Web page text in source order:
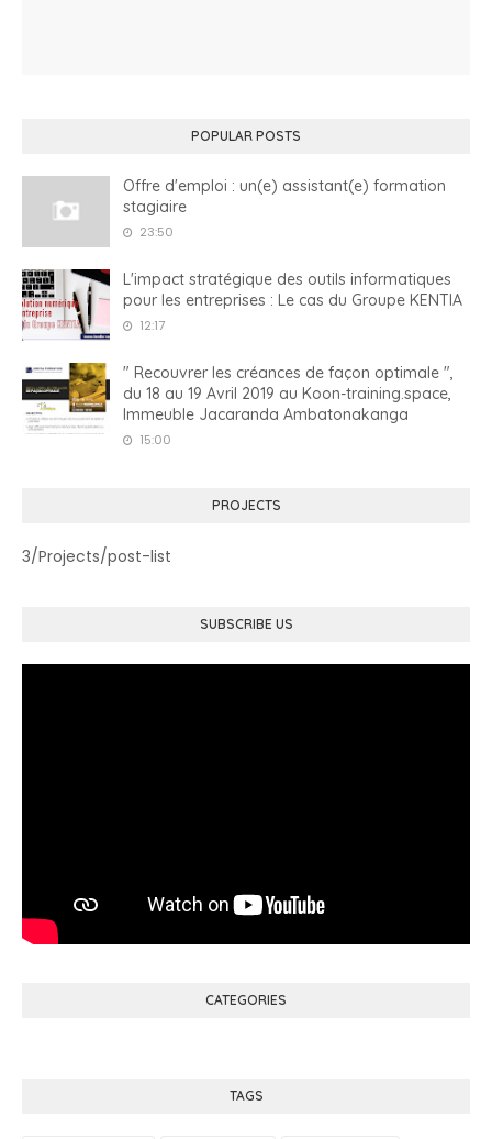
POPULAR POSTS
Offre d'emploi : un(e) assistant(e) formation
stagiaire
23:50
L'impact stratégique des outils informatiques
pour les entreprises : Le cas du Groupe KENTIA
12:17
" Recouvrer les créances de façon optimale ",
du 18 au 19 Avril 2019 au Koon-training.space,
Immeuble Jacaranda Ambatonakanga
15:00
PROJECTS
3/Projects/post-list
SUBSCRIBE US
CATEGORIES
TAGS